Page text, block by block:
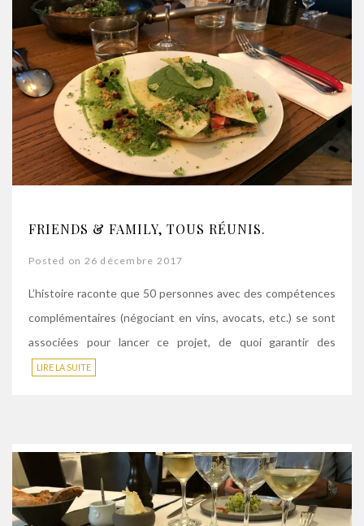
FRIENDS & FAMILY, TOUS RÉUNIS.
Posted on 26 décembre 2017
L’histoire raconte que 50 personnes avec des compétences
complémentaires (négociant en vins, avocats, etc.) se sont
associées pour lancer ce projet, de quoi garantir des
LIRE LA SUITE